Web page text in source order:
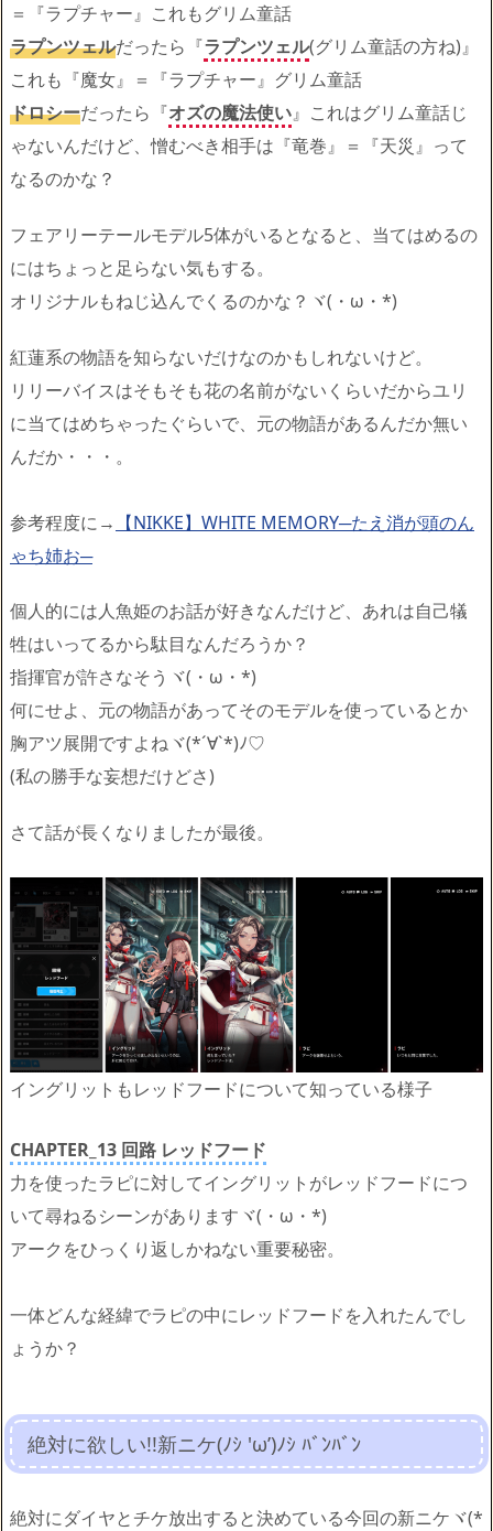
＝『ラプチャー』これもグリム童話
ラプンツェルだったら『ラプンツェル(グリム童話の方ね)』
これも『魔女』＝『ラプチャー』グリム童話
ドロシーだったら『オズの魔法使い』これはグリム童話じ
ゃないんだけど、憎むべき相手は『竜巻』＝『天災』って
なるのかな？
フェアリーテールモデル5体がいるとなると、当てはめるの
にはちょっと足らない気もする。
オリジナルもねじ込んでくるのかな？ヾ(・ω・*)
紅蓮系の物語を知らないだけなのかもしれないけど。
リリーバイスはそもそも花の名前がないくらいだからユリ
に当てはめちゃったぐらいで、元の物語があるんだか無い
んだか・・・。
参考程度に→ 【NIKKE】WHITE MEMORY─たえ消が頭のん
ゃち姉お─
個人的には人魚姫のお話が好きなんだけど、あれは自己犠
牲はいってるから駄目なんだろうか？
指揮官が許さなそうヾ(・ω・*)
何にせよ、元の物語があってそのモデルを使っているとか
胸アツ展開ですよねヾ(*´∀`*)ﾉ♡
(私の勝手な妄想だけどさ)
さて話が長くなりましたが最後。
イングリットもレッドフードについて知っている様子
CHAPTER_13 回路 レッドフード
力を使ったラピに対してイングリットがレッドフードにつ
いて尋ねるシーンがありますヾ(・ω・*)
アークをひっくり返しかねない重要秘密。
一体どんな経緯でラピの中にレッドフードを入れたんでし
ょうか？
絶対に欲しい!!新ニケ(ﾉｼ 'ω’)ﾉｼ ﾊﾞﾝﾊﾞﾝ
絶対にダイヤとチケ放出すると決めている今回の新ニケヾ(*